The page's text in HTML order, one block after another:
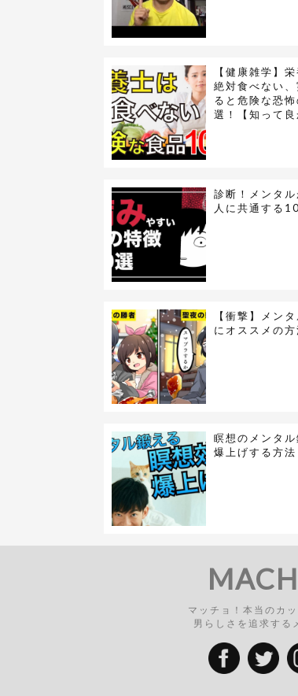
【健康雑学】
絶対食べない
ると危険な恐
選！【知って良
診断！メンタ
人に共通する
【衝撃】メン
にオススメの方
瞑想のメンタ
爆上げする方法
マッチョ！本当のカッ
男らしさを追求する